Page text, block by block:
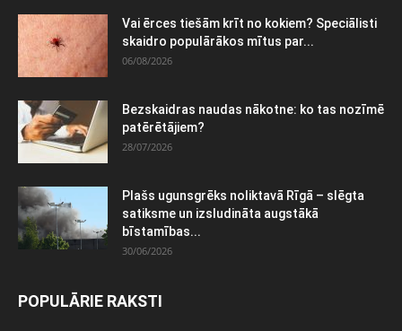
Vai ērces tiešām krīt no kokiem? Speciālisti
skaidro populārākos mītus par...
06/08/2026
Bezskaidras naudas nākotne: ko tas nozīmē
patērētājiem?
28/07/2026
Plašs ugunsgrēks noliktavā Rīgā – slēgta
satiksme un izsludināta augstākā
bīstamības...
30/06/2026
POPULĀRIE RAKSTI